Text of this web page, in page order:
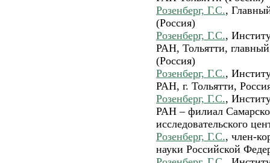
Розенберг, Г.С.,
(Россия)
Розенберг, Г.С.,
РАН, Тольятти,
(Россия)
Розенберг, Г.С.,
РАН, г. Тольятти,
Розенберг, Г.С.,
РАН – филиал
исследовательского
Розенберг, Г.С., член-
науки Российской